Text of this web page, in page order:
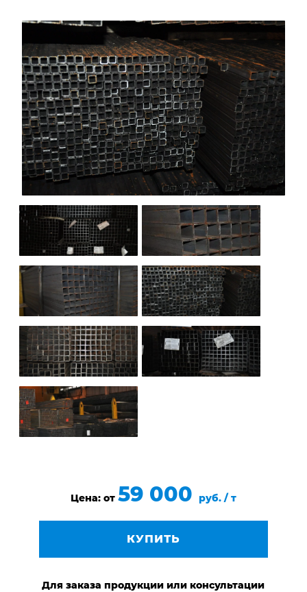
ДОСТАВКА И ОПЛАТА
НАШИ ОБЪЕКТЫ
ОТЗЫВЫ
О НАС
БЛОГ
КОНТАКТЫ
Цена: от 59 000 руб. / т
КУПИТЬ
Для заказа продукции или консультации